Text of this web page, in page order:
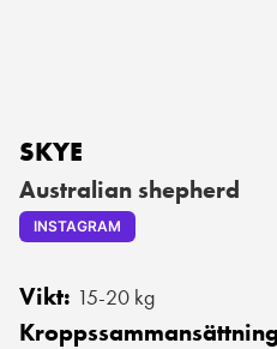
SKYE
Australian shepherd
INSTAGRAM
Vikt: 15-20 kg